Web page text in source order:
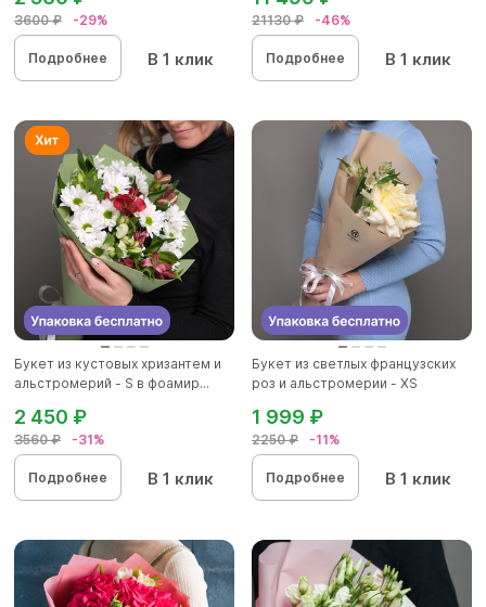
3600 ₽ -29%
Подробнее В 1 клик
21130 ₽ -46%
Подробнее В 1 клик
Букет из кустовых хризантем и
альстромерий - S в фоамир...
3560 ₽ -31%
2 450 ₽
Подробнее В 1 клик
Букет из светлых французских
роз и альстромерии - XS
2250 ₽ -11%
1 999 ₽
Подробнее В 1 клик